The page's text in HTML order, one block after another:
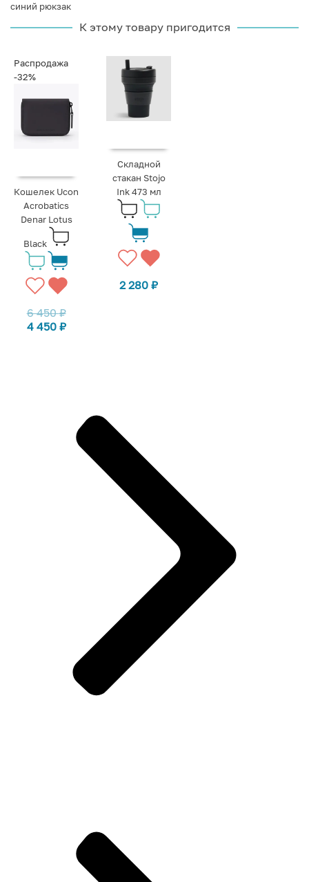
синий рюкзак
К этому товару пригодится
Распродажа
-32%
Кошелек Ucon
Acrobatics
Denar Lotus
Black
6 450₽
4 450 ₽
Складной
стакан Stojo
Ink 473 мл
2 280₽